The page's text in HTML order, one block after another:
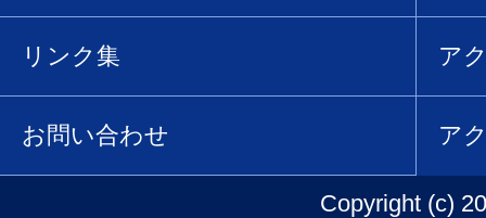
リンク集 ア
お問い合わせ ア
Copyright (c)